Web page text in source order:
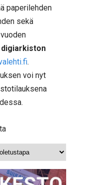
paperilehden
sekä
digiarkiston
.
voi nyt